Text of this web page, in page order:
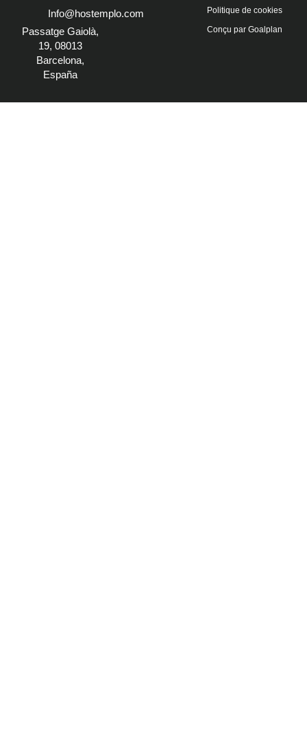
Info@hostemplo.com
Passatge Gaiolà,
19, 08013
Barcelona,
España
Politique de cookies
Conçu par Goalplan